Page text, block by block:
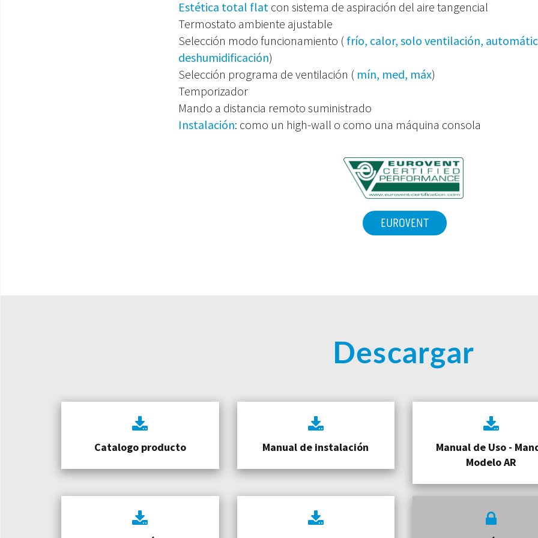
Estética total flat con sistema de aspiración del aire tangencial
Termostato ambiente ajustable
Selección modo funcionamiento ( frío, calor, solo ventilación,
deshumidificación)
Selección programa de ventilación ( mín, med, máx)
Temporizador
Mando a distancia remoto suministrado
Instalación: como un high-wall o como una máquina consola
EUROVENT
Descargar
Catalogo producto Manual de instalación
Manual de Uso -
Modelo AR